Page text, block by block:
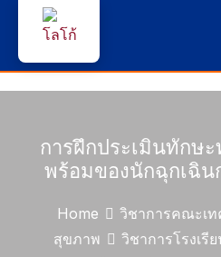
หน้าแรก
ผู้สนใจสมัครเรียน
คณาจารย์และบุคลากร
การฝึกประเมินทักษ
พร้อมของนักฉุกเฉิ
Home
วิชาการคณะเ
สุขภาพ
วิชาการโรงเรี